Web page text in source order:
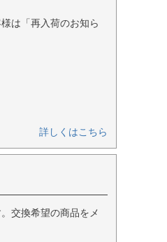
は「再入荷のお知ら
詳しくはこちら
交換希望の商品をメ